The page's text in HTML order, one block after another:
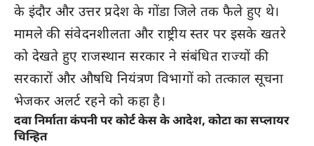
के इंदौर और उत्तर प्रदेश के गोंडा जिले तक फैले हुए थे।
मामले की संवेदनशीलता और राष्ट्रीय स्तर पर इसके खतरे
को देखते हुए राजस्थान सरकार ने संबंधित राज्यों की
सरकारों और औषधि नियंत्रण विभागों को तत्काल सूचना
भेजकर अलर्ट रहने को कहा है।
दवा निर्माता कंपनी पर कोर्ट केस के आदेश, कोटा का सप्लायर
चिन्हित